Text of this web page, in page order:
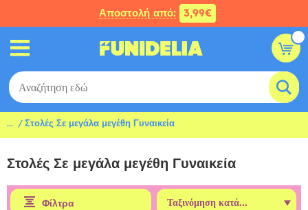
Αποστολή από: 3,99€
... Στολές Σε μεγάλα μεγέθη Γυναικεία
Στολές Σε μεγάλα μεγέθη Γυναικεία
Φίλτρα